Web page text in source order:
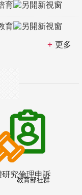
育
育
更多
研究倫理申訴
教育部社群